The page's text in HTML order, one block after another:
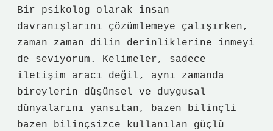
Bir psikolog olarak insan
davranışlarını çözümlemeye çalışırken,
zaman zaman dilin derinliklerine inmeyi
de seviyorum. Kelimeler, sadece
iletişim aracı değil, aynı zamanda
bireylerin düşünsel ve duygusal
dünyalarını yansıtan, bazen bilinçli
bazen bilinçsizce kullanılan güçlü